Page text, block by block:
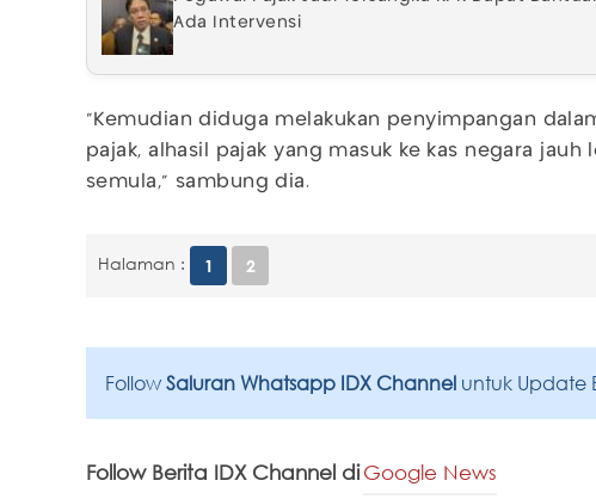
Ada Intervensi
"Kemudian diduga melakukan penyimpangan
pajak, alhasil pajak yang masuk ke kas negara jauh
semula," sambung dia.
Halaman : 1 2
Follow Saluran Whatsapp IDX Channel untuk Update
Follow Berita IDX Channel diGoogle News